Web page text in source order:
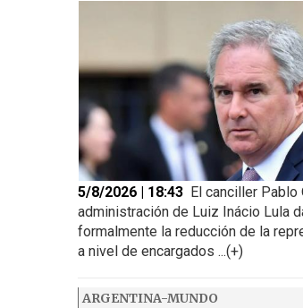
5/8/2026 | 18:43 El canciller Pablo
administración de Luiz Inácio Lula
formalmente la reducción de la
a nivel de encargados ...(+)
ARGENTINA-MUNDO